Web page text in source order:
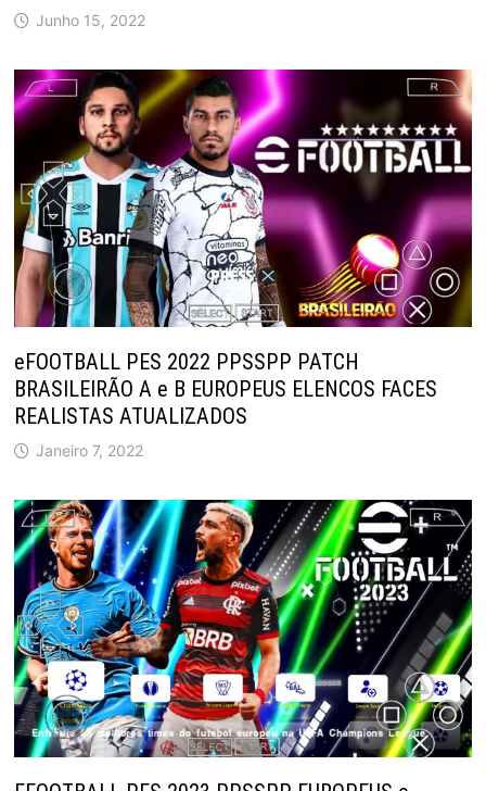
Junho 15, 2022
eFOOTBALL PES 2022 PPSSPP PATCH
BRASILEIRÃO A e B EUROPEUS ELENCOS FACES
REALISTAS ATUALIZADOS
Janeiro 7, 2022